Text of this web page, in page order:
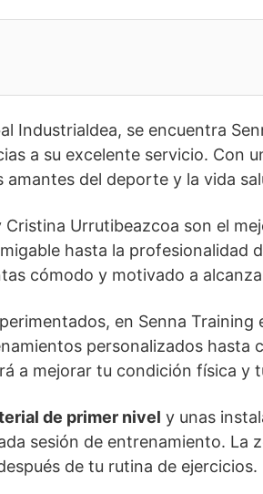
Industrialdea, se encuentra
a su excelente servicio. Con
del deporte y la vida
Urrutibeazcoa son el
hasta la profesionalidad
cómodo y motivado a
en Senna
personalizados hasta
a mejorar tu condición física y
de primer nivel y unas
sesión de entrenamiento. La
de tu rutina de ejercicios.